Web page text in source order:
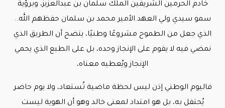
خادم الحرمين الشريفين الملك سلمان بن عبدالعزيز، وبرؤية
سمو سيدي ولي العهد الأمير محمد بن سلمان حفظهم الله..
الذي جعل من الطموح مشروعًا وطنيًا، يتضح أن الطريق الذي
نمضي فيه لا يقوم على الإنجاز وحده، بل على الطبع الذي يحمي
الإنجاز ويُعطيه معناه،
فاليوم الوطني إذن ليس لحظة ماضية تُستعاد، ولا يوم حاضر
يُحتفل به، بل هو امتداد لمعنى خالد وهو أن الهوية ليست